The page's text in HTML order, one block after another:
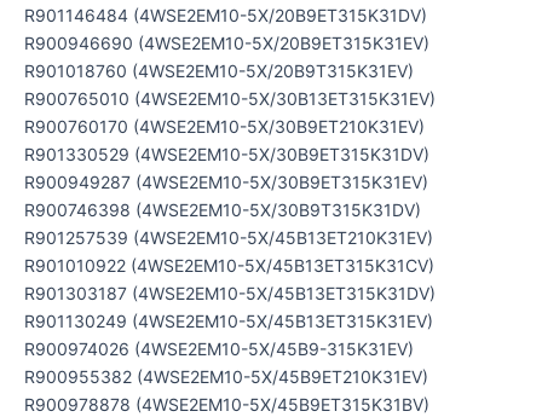
R901146484 (4WSE2EM10-5X/20B9ET315K31DV)
R900946690 (4WSE2EM10-5X/20B9ET315K31EV)
R901018760 (4WSE2EM10-5X/20B9T315K31EV)
R900765010 (4WSE2EM10-5X/30B13ET315K31EV)
R900760170 (4WSE2EM10-5X/30B9ET210K31EV)
R901330529 (4WSE2EM10-5X/30B9ET315K31DV)
R900949287 (4WSE2EM10-5X/30B9ET315K31EV)
R900746398 (4WSE2EM10-5X/30B9T315K31DV)
R901257539 (4WSE2EM10-5X/45B13ET210K31EV)
R901010922 (4WSE2EM10-5X/45B13ET315K31CV)
R901303187 (4WSE2EM10-5X/45B13ET315K31DV)
R901130249 (4WSE2EM10-5X/45B13ET315K31EV)
R900974026 (4WSE2EM10-5X/45B9-315K31EV)
R900955382 (4WSE2EM10-5X/45B9ET210K31EV)
R900978878 (4WSE2EM10-5X/45B9ET315K31BV)